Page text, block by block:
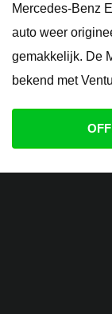
Mercedes-Benz
auto weer
gemakkelijk. De
bekend met